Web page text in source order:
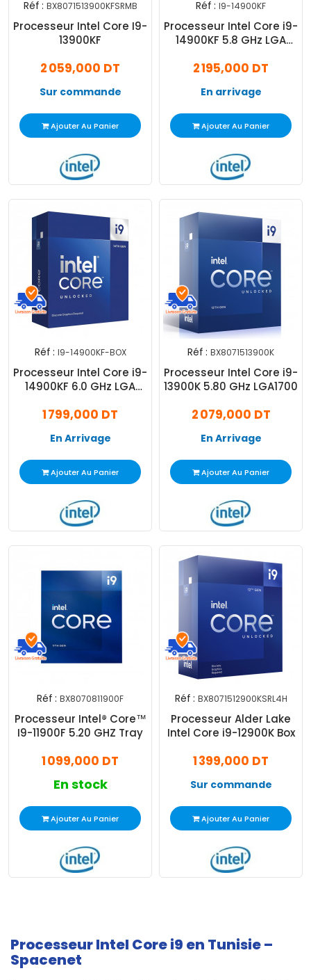
Réf : BX8071513900KFSRMB
Processeur Intel Core I9-
13900KF
2 059,000 DT
Sur commande
Ajouter Au Panier
Réf : I9-14900KF
Processeur Intel Core i9-
14900KF 5.8 GHz LGA
2 195,000 DT
En arrivage
Ajouter Au Panier
Réf : I9-14900KF-BOX
Processeur Intel Core i9-
14900KF 6.0 GHz LGA
1 799,000 DT
En Arrivage
Ajouter Au Panier
Réf : BX8071513900K
Processeur Intel Core i9-
13900K 5.80 GHz LGA1700
2 079,000 DT
En Arrivage
Ajouter Au Panier
Réf : BX8070811900F
Processeur Intel® Core™
I9-11900F 5.20 GHZ Tray
1 099,000 DT
En stock
Ajouter Au Panier
Réf : BX8071512900KSRL4H
Processeur Alder Lake
Intel Core i9-12900K Box
1 399,000 DT
Sur commande
Ajouter Au Panier
Processeur Intel Core i9 en Tunisie –
Spacenet